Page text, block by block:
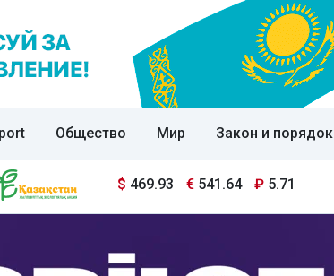
Общество Мир Закон и порядок
$ 469.93 € 541.64 ₽ 5.71